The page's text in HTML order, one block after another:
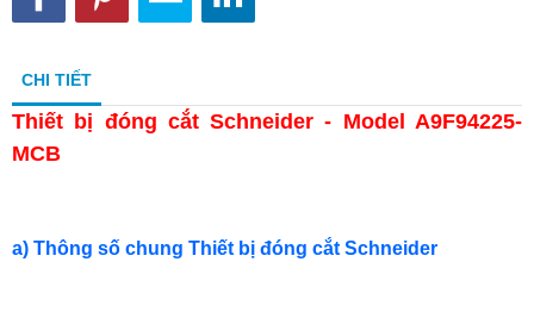
CHI TIẾT
Thiết bị đóng cắt Schneider - Model A9F94225-
MCB
a) Thông số chung Thiết bị đóng cắt Schneider